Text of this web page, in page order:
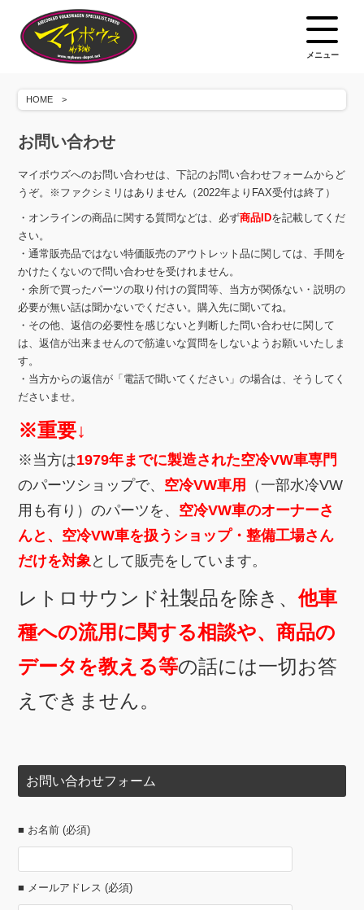
メニュー
HOME
お問い合わせ
マイボウズへのお問い合わせは、下記のお問い合わせフォームからど
うぞ。※ファクシミリはありません（2022年よりFAX受付は終了）
・オンラインの商品に関する質問などは、必ず商品IDを記載してくだ
さい。
・通常販売品ではない特価販売のアウトレット品に関しては、手間を
かけたくないので問い合わせを受けれません。
・余所で買ったパーツの取り付けの質問等、当方が関係ない・説明の
必要が無い話は聞かないでください。購入先に聞いてね。
・その他、返信の必要性を感じないと判断した問い合わせに関して
は、返信が出来ませんので筋違いな質問をしないようお願いいたしま
す。
・当方からの返信が「電話で聞いてください」の場合は、そうしてく
ださいませ。
※重要↓
※当方は1979年までに製造された空冷VW車専門
のパーツショップで、 空冷VW車用
（一部水冷VW
用も有り）のパーツを、 空冷VW車のオーナーさ
んと、空冷VW車を扱うショップ・整備工場さん
だけを対象として販売をしています。
レトロサウンド社製品を除き、他車
種への流用に関する相談や、商品の
データを教える等の話には一切お答
えできません。
お問い合わせフォーム
■ お名前 (必須)
■ メールアドレス (必須)